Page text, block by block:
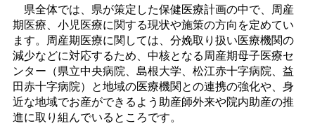
県全体では、県が策定した保健医療計画の中で、周産
期医療、小児医療に関する現状や施策の方向を定めてい
ます。周産期医療に関しては、分娩取り扱い医療機関の
減少などに対応するため、中核となる周産期母子医療セ
ンター（県立中央病院、島根大学、松江赤十字病院、益
田赤十字病院）と地域の医療機関との連携の強化や、身
近な地域でお産ができるよう助産師外来や院内助産の推
進に取り組んでいるところです。